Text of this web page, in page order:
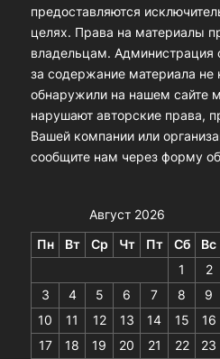
предоставляются
целях. Права на материалы
владельцам. Администрация
за содержание материала не
обнаружили на нашем сайте
нарушают авторские права,
Вашей компании или
сообщите нам через форму
Август 2026
Пн Вт Ср Чт Пт Сб
Вс
1
2
3
4 5 6 7 8
9
10
11 12 13 14 15
16
17
18 19 20 21 22
23